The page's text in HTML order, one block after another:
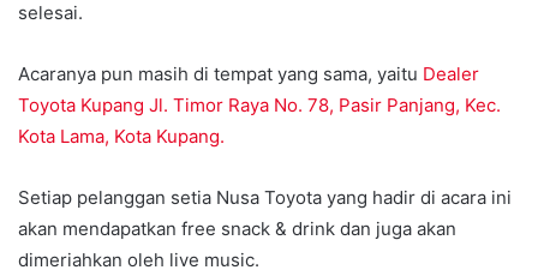
selesai.
Acaranya pun masih di tempat yang sama, yaitu Dealer
Toyota Kupang Jl. Timor Raya No. 78, Pasir Panjang, Kec.
Kota Lama, Kota Kupang.
Setiap pelanggan setia Nusa Toyota yang hadir di acara ini
akan mendapatkan free snack & drink dan juga akan
dimeriahkan oleh live music.